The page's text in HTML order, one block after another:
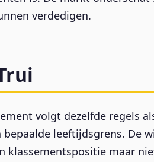
verdedigen.
volgt dezelfde regels
bepaalde leeftijdsgrens. De
klassementspositie maar